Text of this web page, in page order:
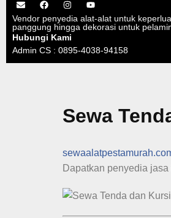
Vendor penyedia alat-alat untuk
panggung hingga dekorasi untuk
Hubungi Kami
Admin CS : 0895-4038-94158
Sewa
Dapatkan penyedia